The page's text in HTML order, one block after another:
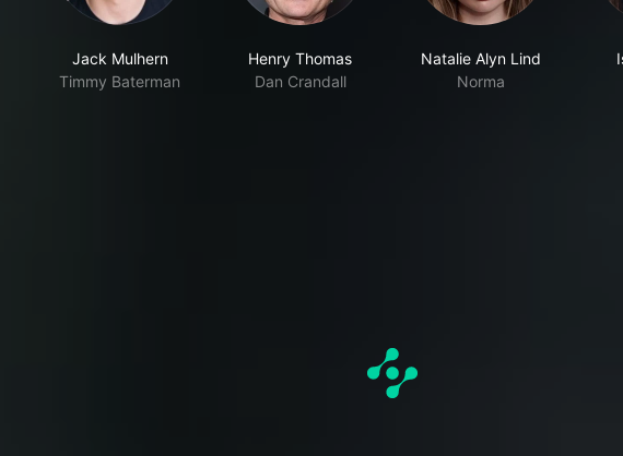
Jack Mulhern
Timmy Baterman
Henry Thomas
Dan Crandall
Natalie Alyn Lind
Norma